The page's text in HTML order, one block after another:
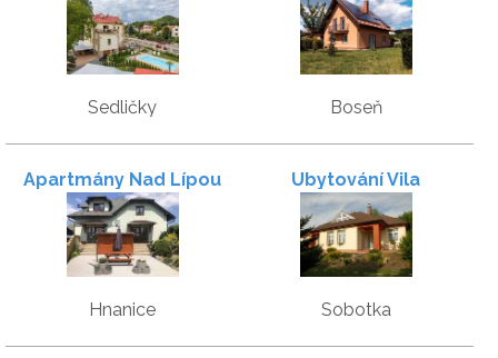
privátní saunou
Sedličky Boseň
Apartmány Nad Lípou
Hnanice
Ubytování Vila
Sobotka